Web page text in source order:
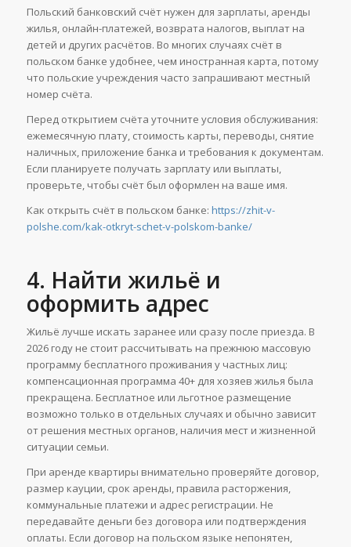
Польский банковский счёт нужен для зарплаты, аренды
жилья, онлайн-платежей, возврата налогов, выплат на
детей и других расчётов. Во многих случаях счёт в
польском банке удобнее, чем иностранная карта, потому
что польские учреждения часто запрашивают местный
номер счёта.
Перед открытием счёта уточните условия обслуживания:
ежемесячную плату, стоимость карты, переводы, снятие
наличных, приложение банка и требования к документам.
Если планируете получать зарплату или выплаты,
проверьте, чтобы счёт был оформлен на ваше имя.
Как открыть счёт в польском банке: https://zhit-v-
polshe.com/kak-otkryt-schet-v-polskom-banke/
4. Найти жильё и
оформить адрес
Жильё лучше искать заранее или сразу после приезда. В
2026 году не стоит рассчитывать на прежнюю массовую
программу бесплатного проживания у частных лиц:
компенсационная программа 40+ для хозяев жилья была
прекращена. Бесплатное или льготное размещение
возможно только в отдельных случаях и обычно зависит
от решения местных органов, наличия мест и жизненной
ситуации семьи.
При аренде квартиры внимательно проверяйте договор,
размер кауции, срок аренды, правила расторжения,
коммунальные платежи и адрес регистрации. Не
передавайте деньги без договора или подтверждения
оплаты. Если договор на польском языке непонятен,